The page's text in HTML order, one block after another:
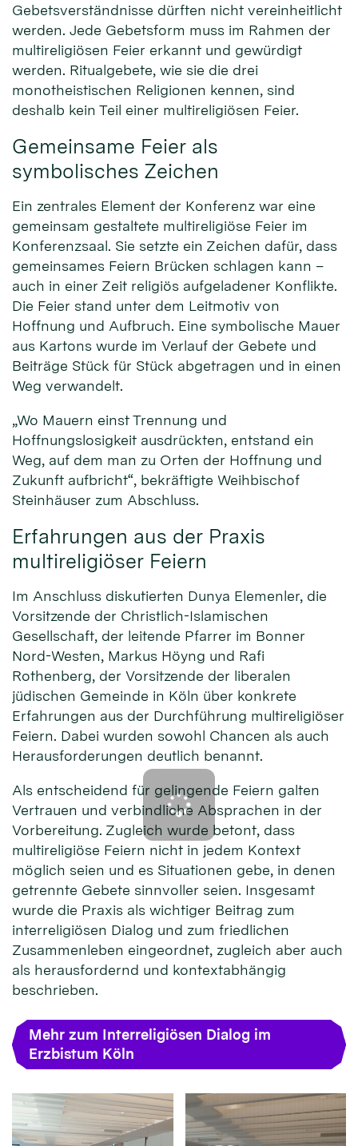
Gebetsverständnisse dürften nicht vereinheitlicht
werden. Jede Gebetsform muss im Rahmen der
multireligiösen Feier erkannt und gewürdigt
werden. Ritualgebete, wie sie die drei
monotheistischen Religionen kennen, sind
deshalb kein Teil einer multireligiösen Feier.
Gemeinsame Feier als
symbolisches Zeichen
Ein zentrales Element der Konferenz war eine
gemeinsam gestaltete multireligiöse Feier im
Konferenzsaal. Sie setzte ein Zeichen dafür, dass
gemeinsames Feiern Brücken schlagen kann –
auch in einer Zeit religiös aufgeladener Konflikte.
Die Feier stand unter dem Leitmotiv von
Hoffnung und Aufbruch. Eine symbolische Mauer
aus Kartons wurde im Verlauf der Gebete und
Beiträge Stück für Stück abgetragen und in einen
Weg verwandelt.
„Wo Mauern einst Trennung und
Hoffnungslosigkeit ausdrückten, entstand ein
Weg, auf dem man zu Orten der Hoffnung und
Zukunft aufbricht“, bekräftigte Weihbischof
Steinhäuser zum Abschluss.
Erfahrungen aus der Praxis
multireligiöser Feiern
Im Anschluss diskutierten Dunya Elemenler, die
Vorsitzende der Christlich-Islamischen
Gesellschaft, der leitende Pfarrer im Bonner
Nord-Westen, Markus Höyng und Rafi
Rothenberg, der Vorsitzende der liberalen
jüdischen Gemeinde in Köln über konkrete
Erfahrungen aus der Durchführung multireligiöser
Feiern. Dabei wurden sowohl Chancen als auch
Herausforderungen deutlich benannt.
Als entscheidend für gelingende Feiern galten
Vertrauen und verbindliche Absprachen in der
Vorbereitung. Zugleich wurde betont, dass
multireligiöse Feiern nicht in jedem Kontext
möglich seien und es Situationen gebe, in denen
getrennte Gebete sinnvoller seien. Insgesamt
wurde die Praxis als wichtiger Beitrag zum
interreligiösen Dialog und zum friedlichen
Zusammenleben eingeordnet, zugleich aber auch
als herausfordernd und kontextabhängig
beschrieben.
Mehr zum Interreligiösen Dialog im
Erzbistum Köln